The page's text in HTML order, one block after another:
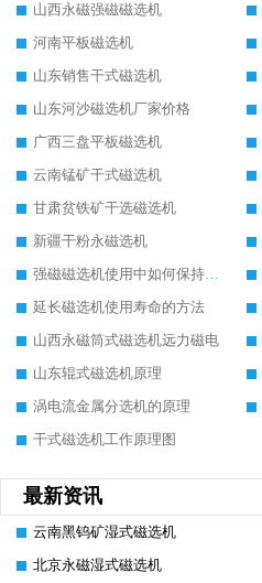
山西永磁强磁磁选机
河南平板磁选机
山东销售干式磁选机
山东河沙磁选机厂家价格
广西三盘平板磁选机
云南锰矿干式磁选机
甘肃贫铁矿干选磁选机
新疆干粉永磁选机
强磁磁选机使用中如何保持其顺畅运行
延长磁选机使用寿命的方法
山西永磁筒式磁选机远力磁电
山东辊式磁选机原理
涡电流金属分选机的原理
干式磁选机工作原理图
最新资讯
云南黑钨矿湿式磁选机
北京永磁湿式磁选机